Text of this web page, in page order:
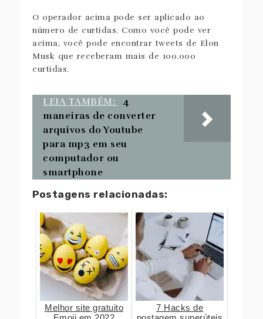
O operador acima pode ser aplicado ao
número de curtidas. Como você pode ver
acima, você pode encontrar tweets de Elon
Musk que receberam mais de 100.000
curtidas.
LEIA TAMBÉM:
4
maneiras de converter
arquivos do Youtube
para mp3 em seu
computador ou
smartphone
Postagens relacionadas:
Melhor site gratuito
7 Hacks de